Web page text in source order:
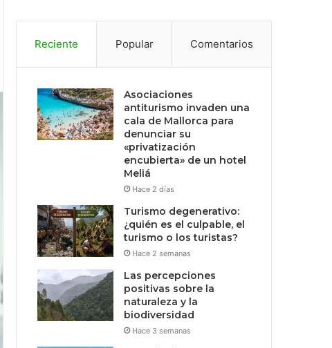
Reciente Popular Comentarios
Asociaciones
antiturismo invaden una
cala de Mallorca para
denunciar su
«privatización
encubierta» de un hotel
Meliá
Hace 2 días
Turismo degenerativo:
¿quién es el culpable, el
turismo o los turistas?
Hace 2 semanas
Las percepciones
positivas sobre la
naturaleza y la
biodiversidad
Hace 3 semanas